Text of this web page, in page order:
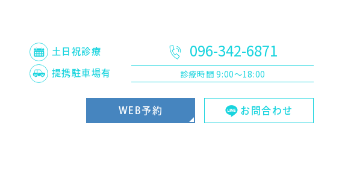
土日祝診療
提携駐車場有
096-342-6871
診療時間 9:00～18:00
WEB予約 お問合わせ